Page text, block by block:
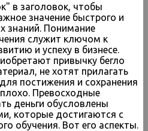
в заголовок, чтобы
значение быстрого и
знаний. Понимание
служит ключом к
и успеху в бизнесе.
привычку бегло
не хотят прилагать
постижения и сохранения
Превосходные
деньги обусловлены
которые достигаются с
обучения. Вот его аспекты.